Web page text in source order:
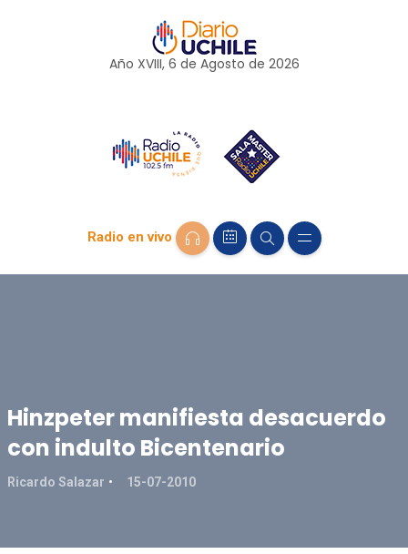
Año XVIII, 6 de Agosto de 2026
Radio en vivo
Hinzpeter manifiesta desacuerdo
con indulto Bicentenario
Ricardo Salazar 15-07-2010